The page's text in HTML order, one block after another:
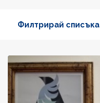
Филтрирай списъка